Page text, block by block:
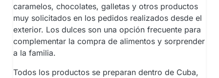
caramelos, chocolates, galletas y otros productos
muy solicitados en los pedidos realizados desde el
exterior. Los dulces son una opción frecuente para
complementar la compra de alimentos y sorprender
a la familia.
Todos los productos se preparan dentro de Cuba,